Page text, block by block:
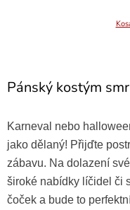
Pánský kostým
Karneval nebo
jako dělaný! Přijďte
zábavu. Na dolazení
široké nabídky líčidel či
čoček a bude to